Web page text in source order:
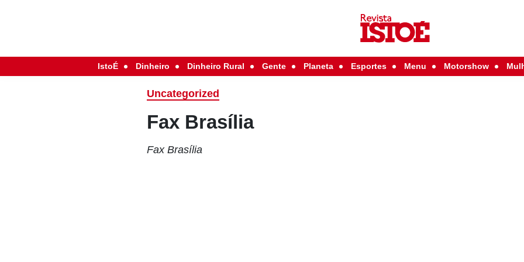
IstoÉ Dinheiro Dinheiro Rural Gente Planeta Esportes Menu Motorshow
Uncategorized
Fax Brasília
Fax Brasília